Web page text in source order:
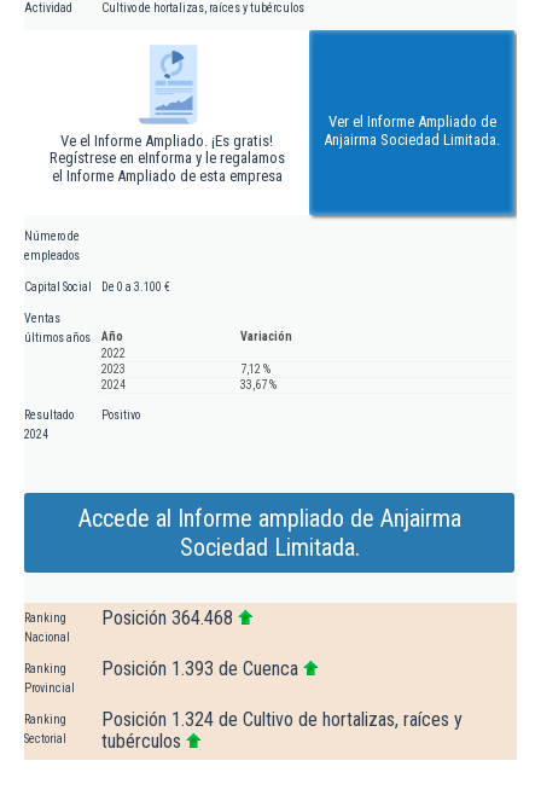
Actividad Cultivo de hortalizas, raíces y tubérculos
Ve el Informe Ampliado. ¡Es gratis!
Regístrese en eInforma y le regalamos
el Informe Ampliado de esta empresa
Ver el Informe Ampliado de
Anjairma Sociedad Limitada.
Número de
empleados
Capital Social De 0 a 3.100 €
Ventas
últimos años
Año
Variación
2022
2023
7,12 %
2024
33,67 %
Resultado
2024
Positivo
Accede al Informe ampliado de Anjairma
Sociedad Limitada.
Ranking
Nacional
Posición 364.468
Ranking
Provincial
Posición 1.393 de Cuenca
Ranking
Sectorial
Posición 1.324 de Cultivo de hortalizas, raíces y
tubérculos